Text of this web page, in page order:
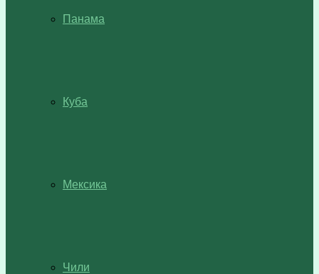
Панама
Куба
Мексика
Чили